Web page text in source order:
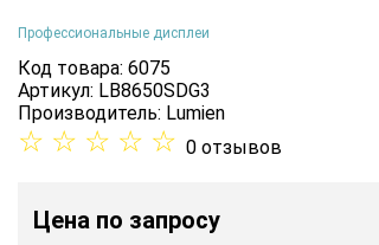
Профессиональные дисплеи
Код товара: 6075
Артикул: LB8650SDG3
Производитель: Lumien
☆ ☆ ☆ ☆ ☆ 0 отзывов
Цена по запросу